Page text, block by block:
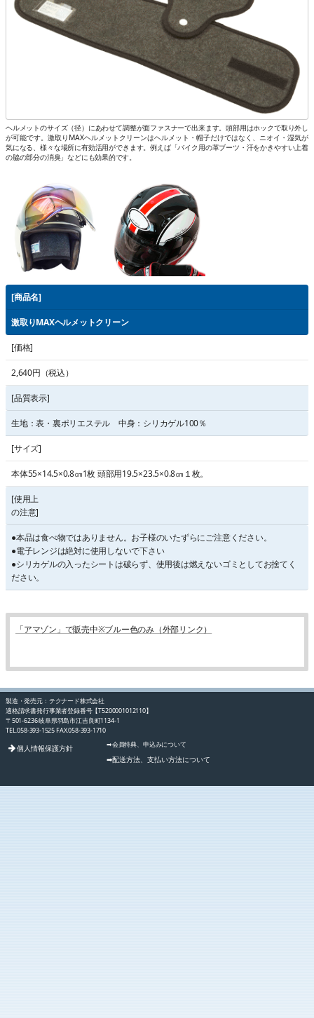
ヘルメットのサイズ（径）にあわせて調整が面ファスナーで出来ます。頭部用はホックで取り外し
が可能です。激取りMAXヘルメットクリーンはヘルメット・帽子だけではなく、ニオイ・湿気が
気になる、様々な場所に有効活用ができます。例えば「バイク用の革ブーツ・汗をかきやすい上着
の脇の部分の消臭」などにも効果的です。
[商品名]
激取りMAXヘルメットクリーン
[価格]
2,640円（税込）
[品質表示]
生地：表・裏ポリエステル 中身：シリカゲル100％
[サイズ]
本体55×14.5×0.8㎝1枚 頭部用19.5×23.5×0.8㎝１枚。
[使用上
の注意]
●本品は食べ物ではありません。お子様のいたずらにご注意ください。
●電子レンジは絶対に使用しないで下さい
●シリカゲルの入ったシートは破らず、使用後は燃えないゴミとしてお捨てく
ださい。
「アマゾン」で販売中※ブルー色のみ（外部リンク）
製造・発売元：テクナード株式会社
適格請求書発行事業者登録番号【T5200001012110】
〒501-6236 岐阜県羽島市江吉良町1134-1
TEL.058-393-1525 FAX.058-393-1710
個人情報保護方針 ➡会員特典、申込みについて
➡配送方法、支払い方法について